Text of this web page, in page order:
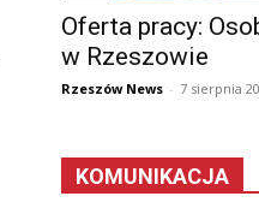
Oferta pracy:
w Rzeszowie
Rzeszów News - 7 sierpnia
KOMUNIKACJA